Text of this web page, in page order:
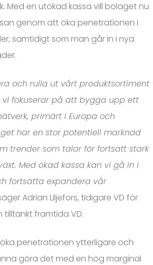
Med en utökad kassa vill bolaget nu
genom att öka penetrationen i
samtidigt som man går in i nya
och rulla ut vårt produktsortiment
fokuserar på att bygga upp ett
primärt i Europa och
har en stor potentiell marknad
trender som talar för fortsatt stark
Med ökad kassa kan vi gå in i
fortsätta expandera vår
Adrian Liljefors, tidigare VD för
tilltänkt framtida VD.
penetrationen ytterligare och
göra det med en hög marginal